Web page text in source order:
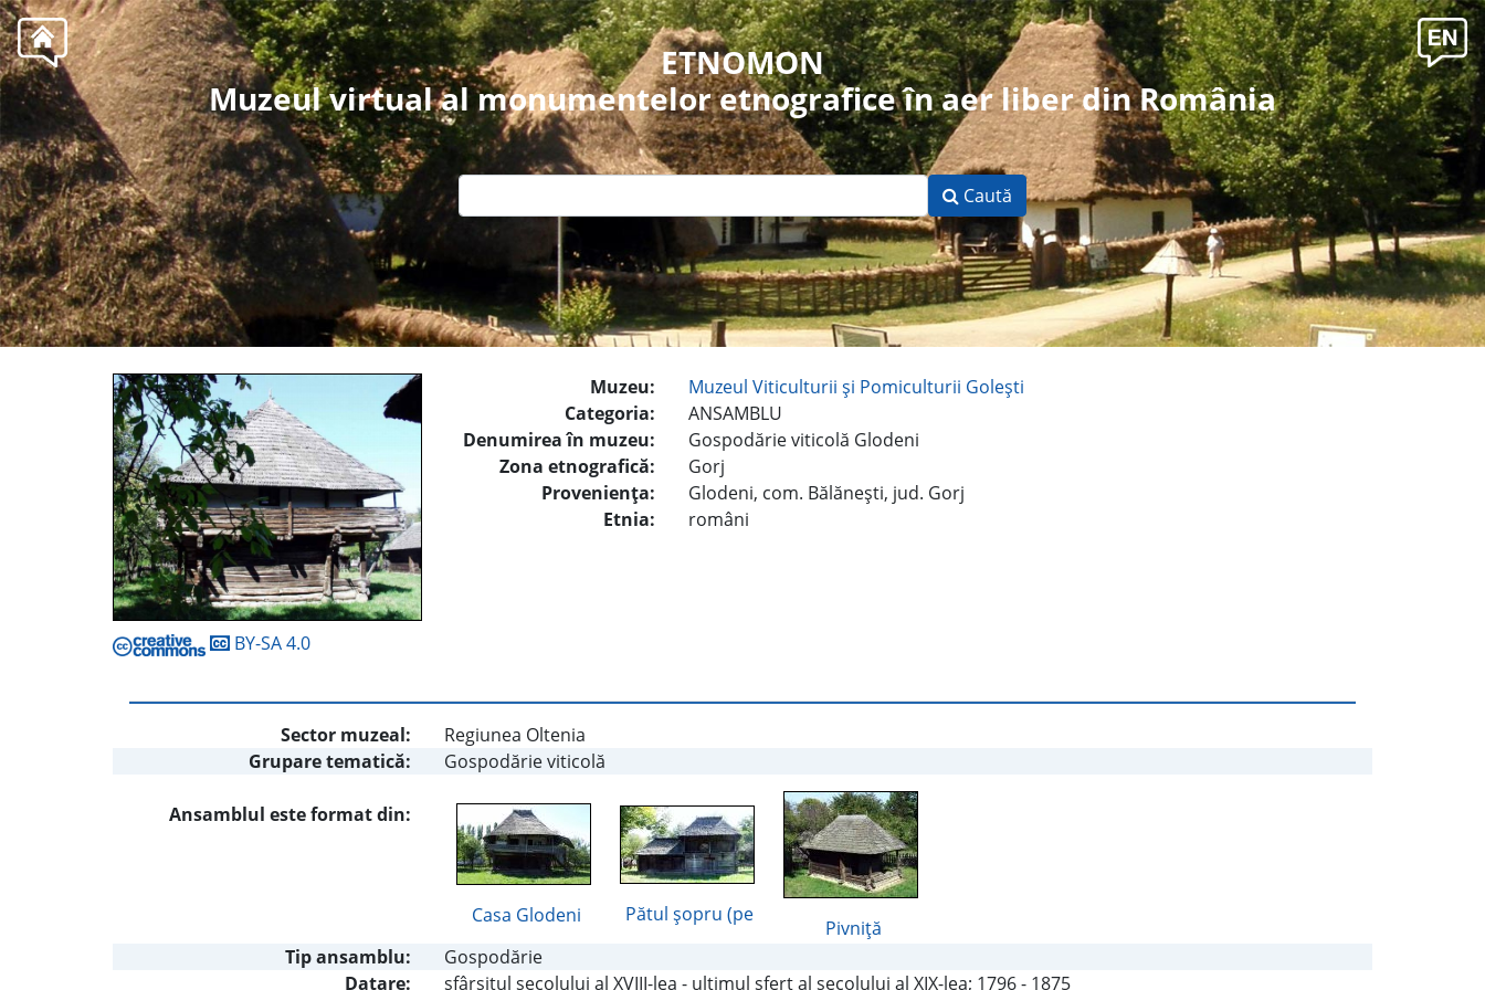
ETNOMON
Muzeul virtual al monumentelor etnografice în aer liber din România
Caută
BY-SA 4.0
Muzeu:
Muzeul Viticulturii şi Pomiculturii Goleşti
Categoria:
ANSAMBLU
Denumirea în muzeu:
Gospodărie viticolă Glodeni
Zona etnografică:
Gorj
Provenienţa:
Glodeni, com. Bălăneşti, jud. Gorj
Etnia:
români
Sector muzeal:
Regiunea Oltenia
Grupare tematică:
Gospodărie viticolă
Ansamblul este format din:
Casa Glodeni Pătul şopru (pe
Pivniţă
Tip ansamblu:
Gospodărie
Datare:
sfârşitul secolului al XVIII-lea - ultimul sfert al secolului al XIX-lea; 1796 - 1875